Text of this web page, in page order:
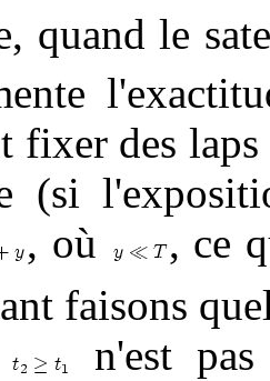
quand le
fixer des
(si
, où
, ce
faisons
n'est